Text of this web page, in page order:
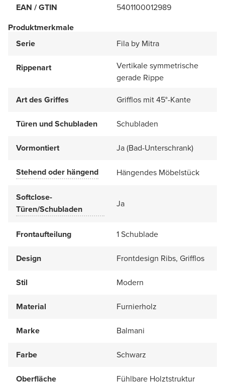
EAN / GTIN
5401100012989
Produktmerkmale
Serie
Fila by Mitra
Rippenart
Vertikale symmetrische
gerade Rippe
Art des Griffes
Grifflos mit 45°-Kante
Türen und Schubladen Schubladen
Vormontiert Ja (Bad-Unterschrank)
Stehend oder hängend Hängendes Möbelstück
Softclose-
Türen/Schubladen
Ja
Frontaufteilung 1 Schublade
Design Frontdesign Ribs, Grifflos
Stil Modern
Material Furnierholz
Marke Balmani
Farbe Schwarz
Oberfläche Fühlbare Holztstruktur